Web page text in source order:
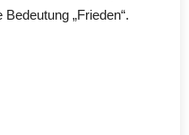
„Frieden“.